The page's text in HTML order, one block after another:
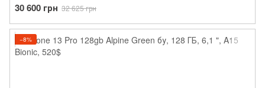
30 600 грн 32 625 грн
−8%